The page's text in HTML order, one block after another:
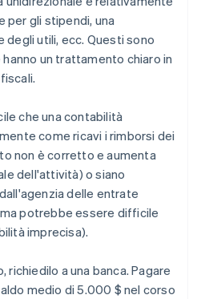
per gli stipendi, una
utili, ecc. Questi sono
un trattamento chiaro in
che una contabilità
come ricavi i rimborsi dei
non è corretto e aumenta
dell'attività) o siano
delle entrate
potrebbe essere difficile
imprecisa).
richiedilo a una banca. Pagare
medio di 5.000 $ nel corso